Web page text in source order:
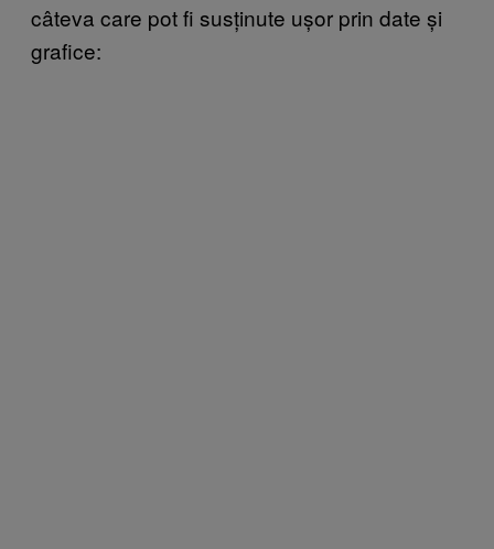
câteva care pot fi susținute ușor prin date și
grafice: